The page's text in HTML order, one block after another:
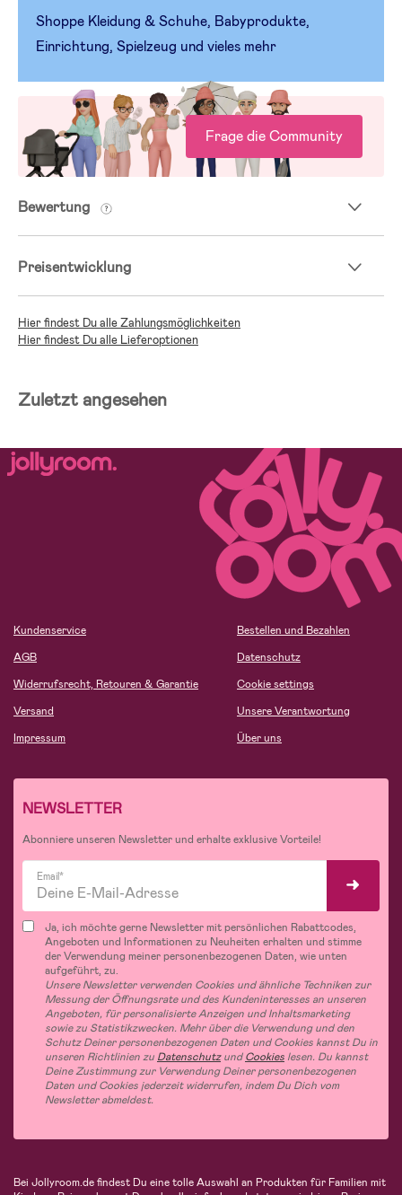
Shoppe Kleidung & Schuhe, Babyprodukte,
Einrichtung, Spielzeug und vieles mehr
Frage die Community
Bewertung
Preisentwicklung
Hier findest Du alle Zahlungsmöglichkeiten
Hier findest Du alle Lieferoptionen
Zuletzt angesehen
Kundenservice
AGB
Widerrufsrecht, Retouren & Garantie
Versand
Impressum
Bestellen und Bezahlen
Datenschutz
Cookie settings
Unsere Verantwortung
Über uns
NEWSLETTER
Abonniere unseren Newsletter und erhalte exklusive Vorteile!
Email*
Ja, ich möchte gerne Newsletter mit persönlichen Rabattcodes,
Angeboten und Informationen zu Neuheiten erhalten und stimme
der Verwendung meiner personenbezogenen Daten, wie unten
aufgeführt, zu.
Unsere Newsletter verwenden Cookies und ähnliche Techniken zur
Messung der Öffnungsrate und des Kundeninteresses an unseren
Angeboten, für personalisierte Anzeigen und Inhaltsmarketing
sowie zu Statistikzwecken. Mehr über die Verwendung und den
Schutz Deiner personenbezogenen Daten und Cookies kannst Du in
unseren Richtlinien zu DatenschutzundCookies lesen. Du kannst
Deine Zustimmung zur Verwendung Deiner personenbezogenen
Daten und Cookies jederzeit widerrufen, indem Du Dich vom
Newsletter abmeldest.
Bei Jollyroom.de findest Du eine tolle Auswahl an Produkten für Familien mit